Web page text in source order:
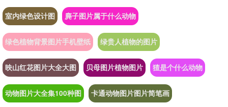
室内绿色设计图 麂子图片属于什么动物
绿色植物背景图片手机壁纸 绿贵人植物的图片
映山红花图片大全大图 贝母图片植物图片 猹是个什么动物
动物图片大全集100种图 卡通动物图片图片简笔画